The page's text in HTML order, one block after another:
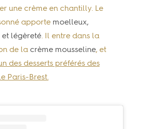
une crème en chantilly. Le
apporte moelleux,
légèreté. Il entre dans la
de la crème mousseline, et
des desserts préférés des
Paris-Brest.